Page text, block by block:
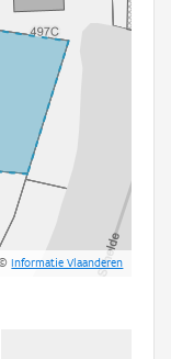
Informatie Vlaanderen